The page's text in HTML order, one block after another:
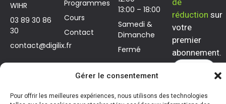
Gérer le consentement
Pour offrir les meilleures expériences, nous utilisons des technologies
WIHR
03 89 30 86
30
contact@digilix.fr
Programmes
Cours
Contact
13:00 – 18:00
Samedi &
Dimanche
Fermé
de
réduction sur
votre
premier
abonnement.
s'inscrire